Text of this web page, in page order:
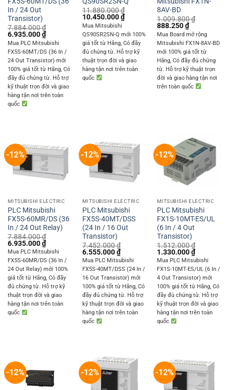
In / 24 Out
Transistor)
7.884.000₫
Original
price
was:
7.884.000 ₫.
6.935.000₫Current
price
is:
6.935.000 ₫.
Mua PLC Mitsubishi
FX5S-60MT/DS (36 In /
24 Out Transistor) mới
100% giá tốt từ Hãng, Có
đầy đủ chứng từ. Hỗ trợ
kỹ thuật trọn đời và giao
hàng tận nơi trên toàn
quốc
11.880.000₫
Original
price
was:
11.880.000 ₫.
10.450.000₫Current
price
is:
10.450.000 ₫.
Mua Mitsubishi
QS90SR2SN-Q mới 100%
giá tốt từ Hãng, Có đầy
đủ chứng từ. Hỗ trợ kỹ
thuật trọn đời và giao
hàng tận nơi trên toàn
quốc
8AV-BD
1.009.800₫
Original
price
was:
1.009.800 ₫.
888.250₫Current
price
is:
888.250 ₫.
Mua Board mở rộng
Mitsubishi FX1N-8AV-BD
mới 100% giá tốt từ
Hãng, Có đầy đủ chứng
từ. Hỗ trợ kỹ thuật trọn
đời và giao hàng tận nơi
trên toàn quốc
-12%
MITSUBISHI ELECTRIC
PLC Mitsubishi
FX5S-60MR/DS (36
In / 24 Out Relay)
7.884.000₫
Original
price
was:
7.884.000 ₫.
6.935.000₫Current
price
is:
6.935.000 ₫.
Mua PLC Mitsubishi
FX5S-60MR/DS (36 In /
24 Out Relay) mới 100%
giá tốt từ Hãng, Có đầy
đủ chứng từ. Hỗ trợ kỹ
thuật trọn đời và giao
hàng tận nơi trên toàn
quốc
-12%
MITSUBISHI ELECTRIC
PLC Mitsubishi
FX5S-40MT/DSS
(24 In / 16 Out
Transistor)
7.452.000₫
Original
price
was:
7.452.000 ₫.
6.555.000₫Current
price
is:
6.555.000 ₫.
Mua PLC Mitsubishi
FX5S-40MT/DSS (24 In /
16 Out Transistor) mới
100% giá tốt từ Hãng, Có
đầy đủ chứng từ. Hỗ trợ
kỹ thuật trọn đời và giao
hàng tận nơi trên toàn
quốc
-12%
MITSUBISHI ELECTRIC
PLC Mitsubishi
FX1S-10MT-ES/UL
(6 In / 4 Out
Transistor)
1.512.000₫
Original
price
was:
1.512.000 ₫.
1.330.000₫Current
price
is:
1.330.000
Mua PLC Mitsubishi
FX1S-10MT-ES/UL (6 In /
4 Out Transistor) mới
100% giá tốt từ Hãng, Có
đầy đủ chứng từ. Hỗ trợ
kỹ thuật trọn đời và giao
hàng tận nơi trên toàn
quốc
-12% -12% -12%